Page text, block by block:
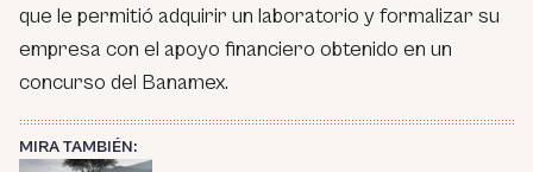
que le permitió adquirir un laboratorio y formalizar su
empresa con el apoyo financiero obtenido en un
concurso del Banamex.
MIRA TAMBIÉN: